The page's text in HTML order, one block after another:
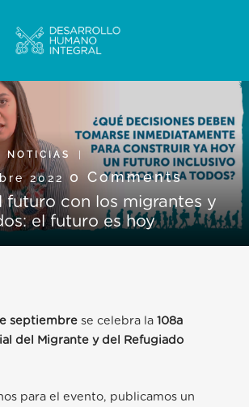
NOTICIAS
2022 0 Comments
futuro con los migrantes y
el futuro es hoy
septiembre se celebra la108a
del Migrante y del Refugiado
para el evento, publicamos un